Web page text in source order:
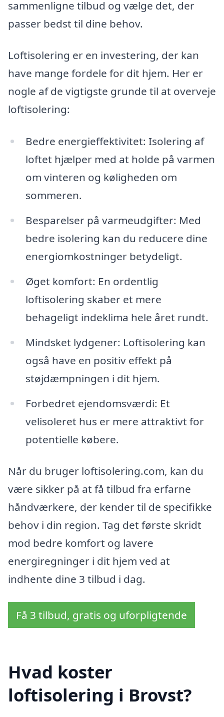
sammenligne tilbud og vælge det, der
passer bedst til dine behov.
Loftisolering er en investering, der kan
have mange fordele for dit hjem. Her er
nogle af de vigtigste grunde til at overveje
loftisolering:
Bedre energieffektivitet: Isolering af
loftet hjælper med at holde på varmen
om vinteren og køligheden om
sommeren.
Besparelser på varmeudgifter: Med
bedre isolering kan du reducere dine
energiomkostninger betydeligt.
Øget komfort: En ordentlig
loftisolering skaber et mere
behageligt indeklima hele året rundt.
Mindsket lydgener: Loftisolering kan
også have en positiv effekt på
støjdæmpningen i dit hjem.
Forbedret ejendomsværdi: Et
velisoleret hus er mere attraktivt for
potentielle købere.
Når du bruger loftisolering.com, kan du
være sikker på at få tilbud fra erfarne
håndværkere, der kender til de specifikke
behov i din region. Tag det første skridt
mod bedre komfort og lavere
energiregninger i dit hjem ved at
indhente dine 3 tilbud i dag.
Få 3 tilbud, gratis og uforpligtende
Hvad koster
loftisolering i Brovst?